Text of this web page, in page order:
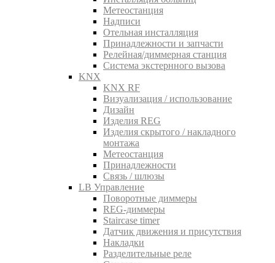
Метеостанция
Надписи
Отельная инсталляция
Принадлежности и запчасти
Релейная/диммерная станция
Система экстернного вызова
KNX
KNX RF
Визуализация / использование
Дизайн
Изделия REG
Изделия скрытого / накладного
монтажа
Метеостанция
Принадлежности
Связь / шлюзы
LB Управление
Поворотные диммеры
REG-диммеры
Staircase timer
Датчик движения и присутствия
Накладки
Разделительные реле